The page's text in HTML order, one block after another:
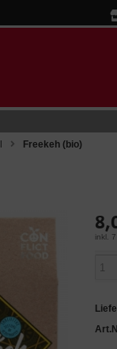
Freekeh (bio)
inkl.